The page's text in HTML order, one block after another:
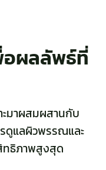
อผลลัพธ์ที่
มาผสมผสานกับ
ดูแลผิวพรรณและ
ทธิภาพสูงสุด